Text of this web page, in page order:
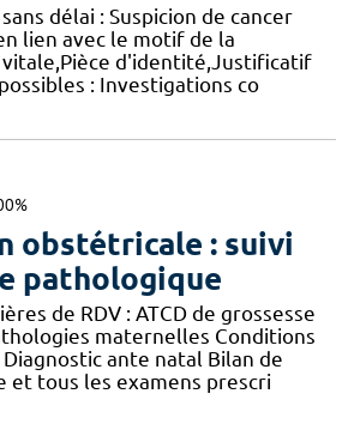
délai : Suspicion de cancer
lien avec le motif de la
d'identité,Justificatif
: Investigations co
obstétricale : suivi
pathologique
de RDV : ATCD de grossesse
maternelles Conditions
Diagnostic ante natal Bilan de
et tous les examens prescri